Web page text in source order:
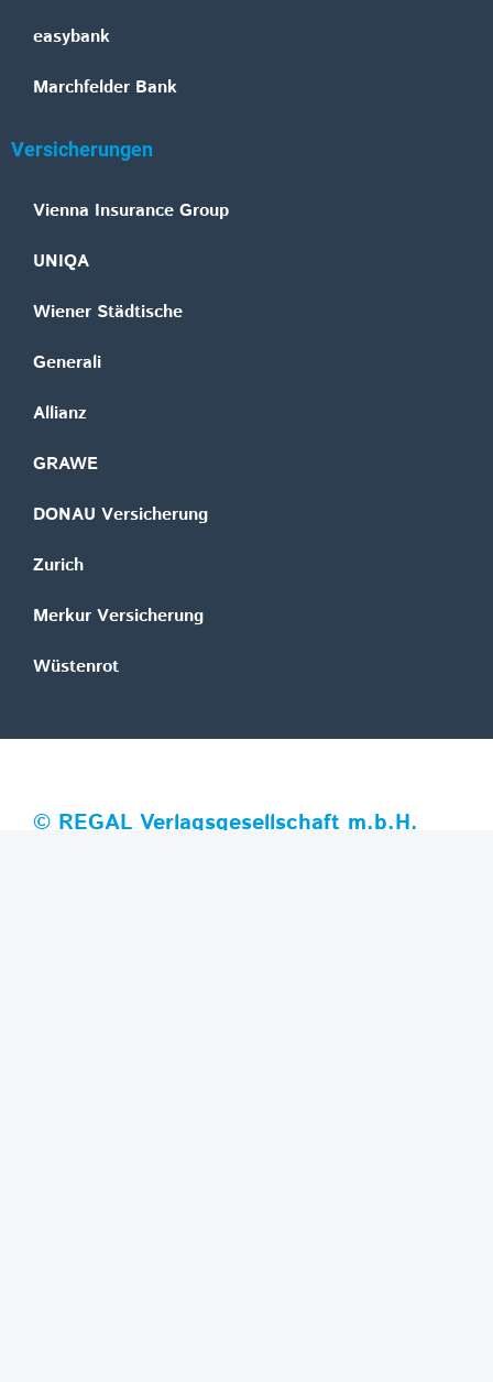
easybank
Marchfelder Bank
Versicherungen
Vienna Insurance Group
UNIQA
Wiener Städtische
Generali
Allianz
GRAWE
DONAU Versicherung
Zurich
Merkur Versicherung
Wüstenrot
© REGAL Verlagsgesellschaft m.b.H.